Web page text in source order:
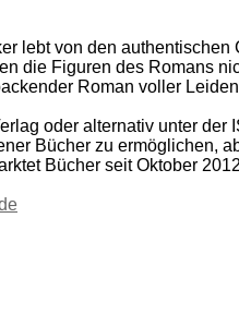
lebt von den
die Figuren des Romans
Roman voller
oder alternativ unter
Bücher zu
Bücher seit Oktober